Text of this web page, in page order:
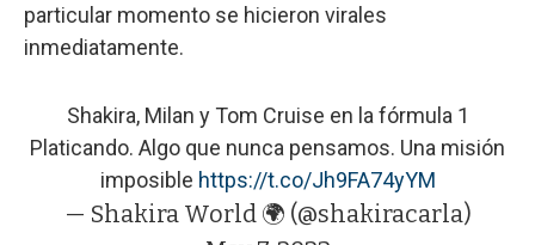
particular momento se hicieron virales
inmediatamente.
Shakira, Milan y Tom Cruise en la fórmula 1
Platicando. Algo que nunca pensamos. Una misión
imposible https://t.co/Jh9FA74yYM
— Shakira World 🌍 (@shakiracarla)